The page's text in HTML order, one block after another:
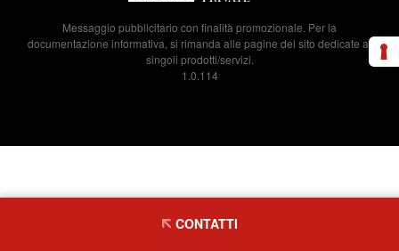
Messaggio pubblicitario con finalità promozionale. Per la
documentazione informativa, si rimanda alle pagine del sito dedicate ai
singoli prodotti/servizi.
1.0.114
CONTATTI